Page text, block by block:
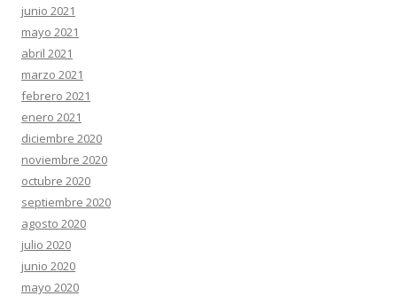
junio 2021
mayo 2021
abril 2021
marzo 2021
febrero 2021
enero 2021
diciembre 2020
noviembre 2020
octubre 2020
septiembre 2020
agosto 2020
julio 2020
junio 2020
mayo 2020